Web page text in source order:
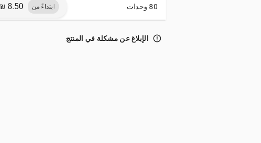
80 وحدات ابتداءً من
error_outline الإبلاغ عن مشكلة في المنتج